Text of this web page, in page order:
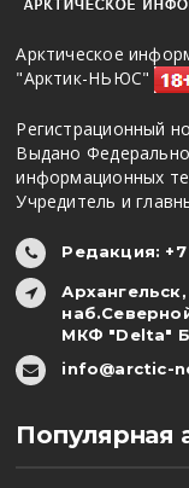
Арктическое
"Арктик-НЬЮС"
Регистрационный
Выдано
информационных
Учредитель и
Редакция:
МКФ "Delta"
info@arctic-
Популярная